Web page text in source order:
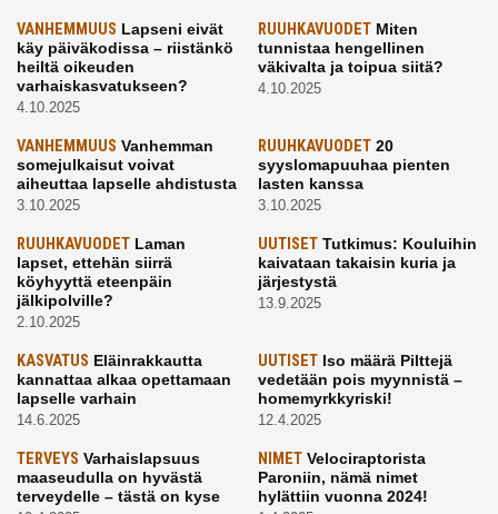
VANHEMMUUS Lapseni eivät
käy päiväkodissa – riistänkö
heiltä oikeuden
varhaiskasvatukseen?
4.10.2025
RUUHKAVUODETMiten
tunnistaa hengellinen
väkivalta ja toipua siitä?
4.10.2025
VANHEMMUUS Vanhemman
somejulkaisut voivat
aiheuttaa lapselle ahdistusta
3.10.2025
RUUHKAVUODET20
syyslomapuuhaa pienten
lasten kanssa
3.10.2025
RUUHKAVUODET Laman
lapset, ettehän siirrä
köyhyyttä eteenpäin
jälkipolville?
2.10.2025
UUTISETTutkimus: Kouluihin
kaivataan takaisin kuria ja
järjestystä
13.9.2025
KASVATUS Eläinrakkautta
kannattaa alkaa opettamaan
lapselle varhain
14.6.2025
UUTISETIso määrä Pilttejä
vedetään pois myynnistä –
homemyrkkyriski!
12.4.2025
TERVEYS Varhaislapsuus
maaseudulla on hyvästä
terveydelle – tästä on kyse
NIMETVelociraptorista
Paroniin, nämä nimet
hylättiin vuonna 2024!